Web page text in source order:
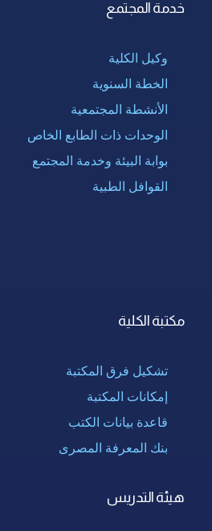
خدمة المجتمع
وكيل الكلية
الخطة السنوية
الأنشطة المجتمعية
الوحدات ذات الطابع الخاص
بوابة البيئة وخدمة المجتمع
القوافل الطبية
مكتبة الكلية
تشكيل فرق المكتبة
إمكانات المكتبة
قاعدة بيانات الكتب
بنك المعرفة المصرى
هيئة التدريس